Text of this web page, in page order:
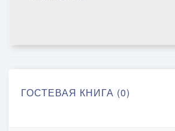
ГОСТЕВАЯ КНИГА (0)